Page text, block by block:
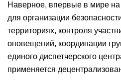
Наверное, впервые в мире
для организации
территориях, контроля
оповещений, координации
единого диспетчерского
применяется